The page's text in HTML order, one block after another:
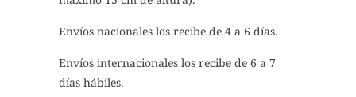
Envíos nacionales los recibe de 4 a 6 días.
Envíos internacionales los recibe de 6 a 7
días hábiles.